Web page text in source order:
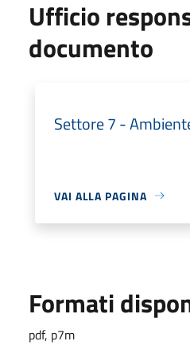
Ufficio
documento
Settore 7 -
VAI ALLA PAGINA
Formati
pdf, p7m